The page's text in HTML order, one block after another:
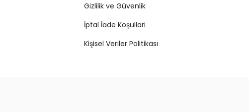
Gizlilik ve Güvenlik
İptal İade Koşullari
Kişisel Veriler Politikası